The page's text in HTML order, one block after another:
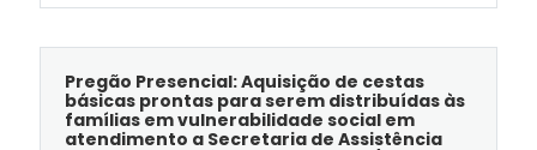
Pregão Presencial: Aquisição de cestas
básicas prontas para serem distribuídas às
famílias em vulnerabilidade social em
atendimento a Secretaria de Assistência